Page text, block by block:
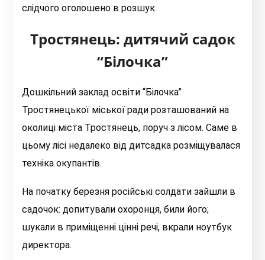
слідчого оголошено в розшук.
Тростянець: дитячий садок
“Білочка”
Дошкільний заклад освіти “Білочка”
Тростянецької міської ради розташований на
околиці міста Тростянець, поруч з лісом. Саме в
цьому лісі недалеко від дитсадка розміщувалася
техніка окупантів.
На початку березня російські солдати зайшли в
садочок: допитували охоронця, били його;
шукали в приміщенні цінні речі, вкрали ноутбук
директора.